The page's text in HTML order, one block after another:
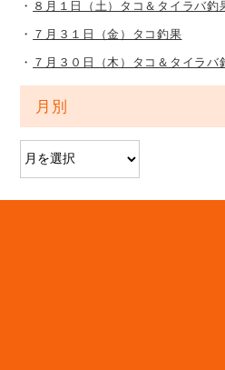
８月１日（土）タコ＆タイラバ釣
７月３１日（金）タコ釣果
７月３０日（木）タコ＆タイラバ
月別